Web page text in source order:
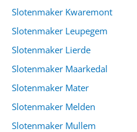
Slotenmaker Kwaremont
Slotenmaker Leupegem
Slotenmaker Lierde
Slotenmaker Maarkedal
Slotenmaker Mater
Slotenmaker Melden
Slotenmaker Mullem